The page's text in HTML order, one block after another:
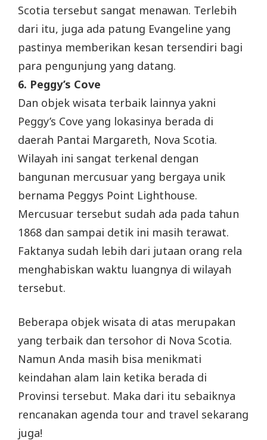
Scotia tersebut sangat menawan. Terlebih
dari itu, juga ada patung Evangeline yang
pastinya memberikan kesan tersendiri bagi
para pengunjung yang datang.
6. Peggy’s Cove
Dan objek wisata terbaik lainnya yakni
Peggy’s Cove yang lokasinya berada di
daerah Pantai Margareth, Nova Scotia.
Wilayah ini sangat terkenal dengan
bangunan mercusuar yang bergaya unik
bernama Peggys Point Lighthouse.
Mercusuar tersebut sudah ada pada tahun
1868 dan sampai detik ini masih terawat.
Faktanya sudah lebih dari jutaan orang rela
menghabiskan waktu luangnya di wilayah
tersebut.
Beberapa objek wisata di atas merupakan
yang terbaik dan tersohor di Nova Scotia.
Namun Anda masih bisa menikmati
keindahan alam lain ketika berada di
Provinsi tersebut. Maka dari itu sebaiknya
rencanakan agenda tour and travel sekarang
juga!